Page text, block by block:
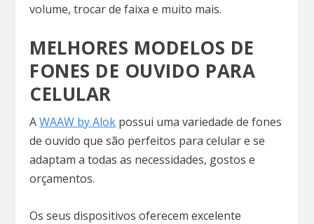
volume, trocar de faixa e muito mais.
MELHORES MODELOS DE
FONES DE OUVIDO PARA
CELULAR
AWAAW by Alok possui uma variedade de fones
de ouvido que são perfeitos para celular e se
adaptam a todas as necessidades, gostos e
orçamentos.
Os seus dispositivos oferecem excelente